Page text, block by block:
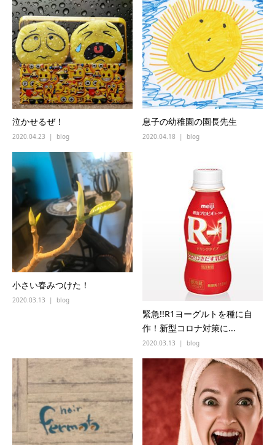
泣かせるぜ！
2020.04.23 blog
息子の幼稚園の園長先生
2020.04.18 blog
小さい春みつけた！
2020.03.13 blog
緊急!!R1ヨーグルトを種に自
作！新型コロナ対策に...
2020.03.13 blog